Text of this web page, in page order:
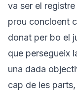
va ser el
prou concloent
donat per bo el
que persegueix
una dada
cap de les